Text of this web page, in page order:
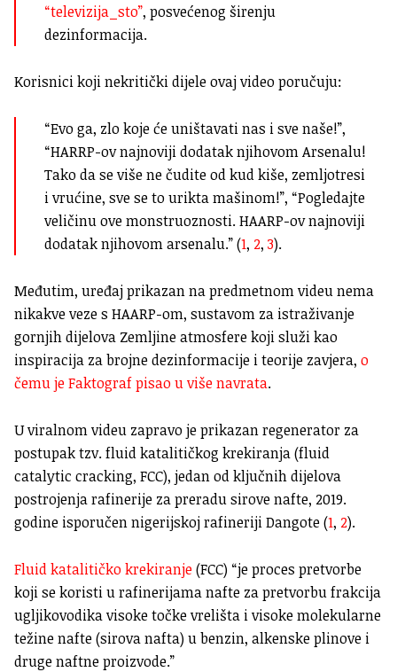
“televizija_sto”, posvećenog širenju
dezinformacija.
Korisnici koji nekritički dijele ovaj video poručuju:
“Evo ga, zlo koje će uništavati nas i sve naše!”,
“HARRP-ov najnoviji dodatak njihovom Arsenalu!
Tako da se više ne čudite od kud kiše, zemljotresi
i vrućine, sve se to urikta mašinom!”, “Pogledajte
veličinu ove monstruoznosti. HAARP-ov najnoviji
dodatak njihovom arsenalu.” (1, 2, 3).
Međutim, uređaj prikazan na predmetnom videu nema
nikakve veze s HAARP-om, sustavom za istraživanje
gornjih dijelova Zemljine atmosfere koji služi kao
inspiracija za brojne dezinformacije i teorije zavjera, o
čemu je Faktograf pisao u više navrata.
U viralnom videu zapravo je prikazan regenerator za
postupak tzv. fluid katalitičkog krekiranja (fluid
catalytic cracking, FCC), jedan od ključnih dijelova
postrojenja rafinerije za preradu sirove nafte, 2019.
godine isporučen nigerijskoj rafineriji Dangote (1, 2).
Fluid katalitičko krekiranje(FCC) “je proces pretvorbe
koji se koristi u rafinerijama nafte za pretvorbu frakcija
ugljikovodika visoke točke vrelišta i visoke molekularne
težine nafte (sirova nafta) u benzin, alkenske plinove i
druge naftne proizvode.”